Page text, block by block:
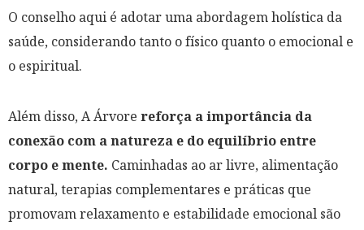
O conselho aqui é adotar uma abordagem holística da
saúde, considerando tanto o físico quanto o emocional e
o espiritual.
Além disso, A Árvore reforça a importância da
conexão com a natureza e do equilíbrio entre
corpo e mente. Caminhadas ao ar livre, alimentação
natural, terapias complementares e práticas que
promovam relaxamento e estabilidade emocional são